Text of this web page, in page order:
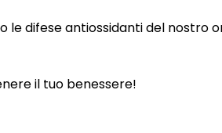
difese antiossidanti del nostro
il tuo benessere!